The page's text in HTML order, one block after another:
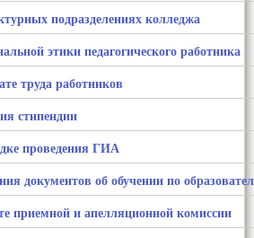
подразделениях колледжа
этики педагогического работника
труда работников
стипендии
проведения ГИА
документов об обучении по
приемной и апелляционной комиссии